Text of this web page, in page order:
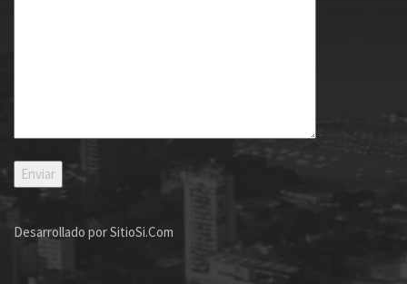
Desarrollado porSitioSi.Com